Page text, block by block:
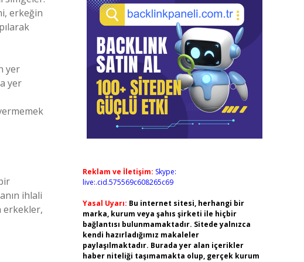
erkeğin
yer
yer
ihlali
erkekler,
Reklam ve İletişim: Skype:
live:.cid.575569c608265c69
Yasal Uyarı: Bu internet sitesi, herhangi bir
marka, kurum veya şahıs şirketi ile hiçbir
bağlantısı bulunmamaktadır. Sitede yalnızca
kendi hazırladığımız makaleler
paylaşılmaktadır. Burada yer alan içerikler
haber niteliği taşımamakta olup, gerçek kurum